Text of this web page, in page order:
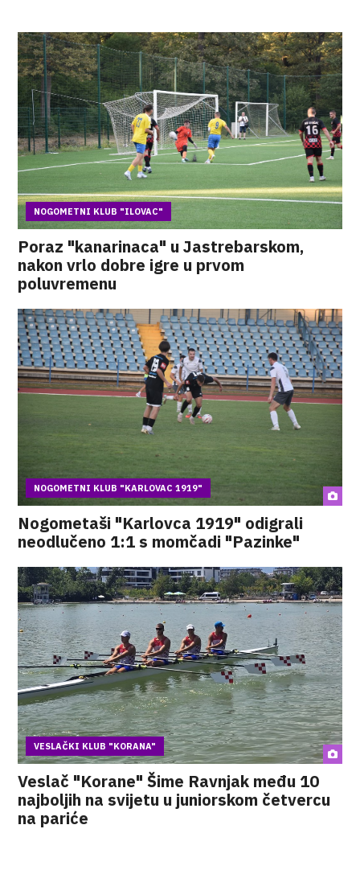
NOGOMETNI KLUB "ILOVAC"
Poraz "kanarinaca" u Jastrebarskom,
nakon vrlo dobre igre u prvom
poluvremenu
NOGOMETNI KLUB "KARLOVAC 1919"
Nogometaši "Karlovca 1919" odigrali
neodlučeno 1:1 s momčadi "Pazinke"
VESLAČKI KLUB "KORANA"
Veslač "Korane" Šime Ravnjak među 10
najboljih na svijetu u juniorskom četvercu
na pariće